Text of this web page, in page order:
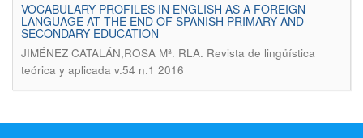
VOCABULARY PROFILES IN ENGLISH AS A FOREIGN
LANGUAGE AT THE END OF SPANISH PRIMARY AND
SECONDARY EDUCATION
JIMÉNEZ CATALÁN,ROSA Mª. RLA. Revista de lingüística
teórica y aplicada v.54 n.1 2016